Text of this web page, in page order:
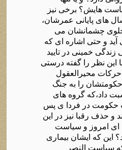
هایش؟ برخی نیز
های پایانی عمرشان،
چشمانشان می
آید و حتی اشاره ای که
زندگی خمینی در تایید
این نظر را گفته درستی
حرکات محیرالعقول
حکومتشان را به جنگ
داد،که گروه های
حکومت در فردا ی پس
و حذف رقبا نیز در این
ای امروز و سیاست
این که ایشان بیماری
سیاست النصر